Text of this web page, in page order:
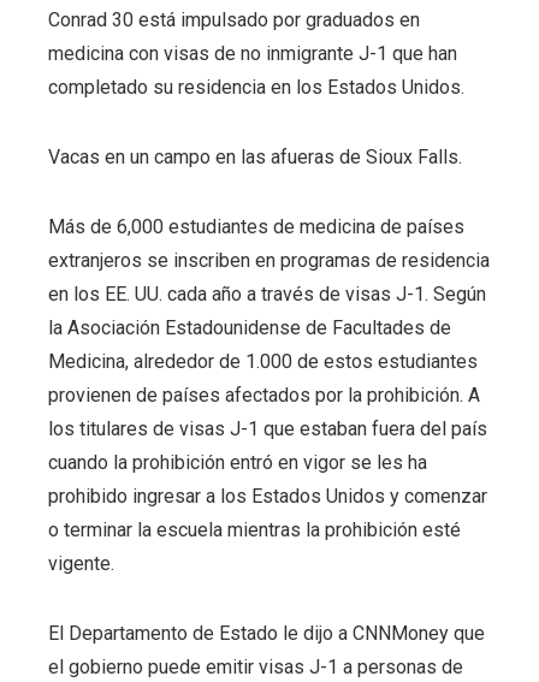
Conrad 30 está impulsado por graduados en
medicina con visas de no inmigrante J-1 que han
completado su residencia en los Estados Unidos.
Vacas en un campo en las afueras de Sioux Falls.
Más de 6,000 estudiantes de medicina de países
extranjeros se inscriben en programas de residencia
en los EE. UU. cada año a través de visas J-1. Según
la Asociación Estadounidense de Facultades de
Medicina, alrededor de 1.000 de estos estudiantes
provienen de países afectados por la prohibición. A
los titulares de visas J-1 que estaban fuera del país
cuando la prohibición entró en vigor se les ha
prohibido ingresar a los Estados Unidos y comenzar
o terminar la escuela mientras la prohibición esté
vigente.
El Departamento de Estado le dijo a CNNMoney que
el gobierno puede emitir visas J-1 a personas de